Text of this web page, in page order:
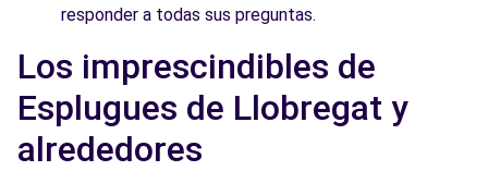
responder a todas sus preguntas.
Los imprescindibles de
Esplugues de Llobregat y
alrededores